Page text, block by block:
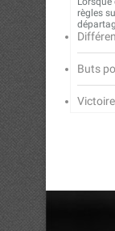
règles
Buts